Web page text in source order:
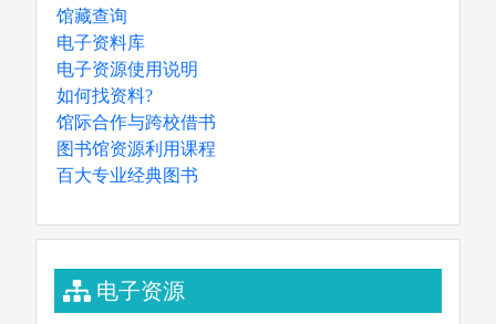
馆藏查询
电子资料库
电子资源使用说明
如何找资料?
馆际合作与跨校借书
图书馆资源利用课程
百大专业经典图书
电子资源